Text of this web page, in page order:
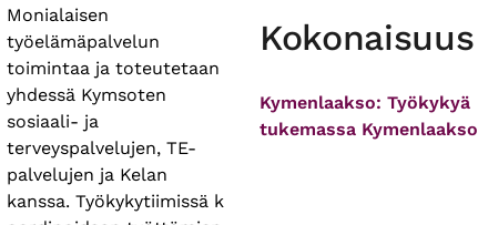
Monialaisen
työelämäpalvelun
toimintaa ja toteutetaan
yhdessä Kymsoten
sosiaali- ja
terveyspalvelujen, TE-
palvelujen ja Kelan
kanssa. Työkykytiimissä k
Kokonaisuus
Kymenlaakso: Työkykyä
tukemassa Kymenlaakso